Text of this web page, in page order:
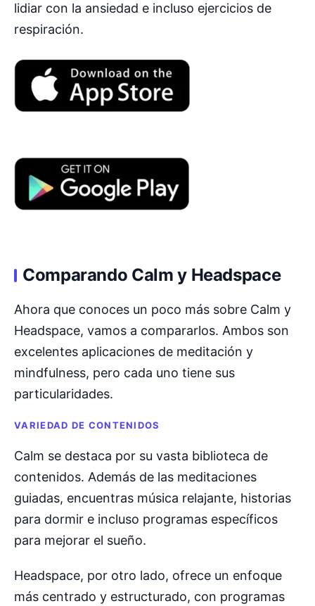
lidiar con la ansiedad e incluso ejercicios de
respiración.
Comparando Calm y Headspace
Ahora que conoces un poco más sobre Calm y
Headspace, vamos a compararlos. Ambos son
excelentes aplicaciones de meditación y
mindfulness, pero cada uno tiene sus
particularidades.
VARIEDAD DE CONTENIDOS
Calm se destaca por su vasta biblioteca de
contenidos. Además de las meditaciones
guiadas, encuentras música relajante, historias
para dormir e incluso programas específicos
para mejorar el sueño.
Headspace, por otro lado, ofrece un enfoque
más centrado y estructurado, con programas